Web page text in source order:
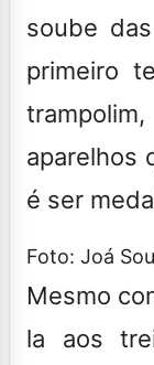
soube
primeiro
aparelhos
é ser
Foto: Joá
Mesmo
la aos